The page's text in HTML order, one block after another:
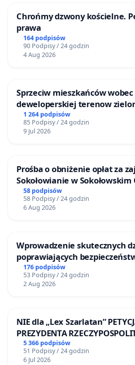
Chrońmy dzwony kościelne.
prawa
164 podpisów
90 Podpisy / 24 godzin
4 Aug 2026
Sprzeciw mieszkańców
deweloperskiej terenow
Bulwarów Straceńskich w
1 264 podpisów
85 Podpisy / 24 godzin
9 Jul 2026
Prośba o obniżenie opłat za
Sokołowianie w
58 podpisów
58 Podpisy / 24 godzin
6 Aug 2026
Wprowadzenie skutecznych
poprawiających
Żeromskiego w Otwocku
176 podpisów
53 Podpisy / 24 godzin
2 Aug 2026
NIE dla „Lex Szarlatan”
PREZYDENTA
5 366 podpisów
51 Podpisy / 24 godzin
6 Jul 2026